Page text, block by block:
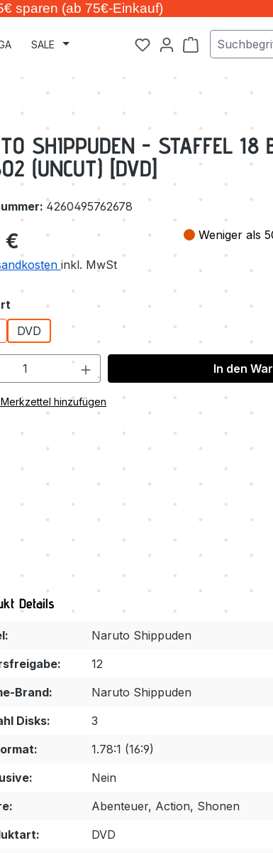
sparen (ab 75€-Einkauf)
SALE Warenkorb
SHIPPUDEN - STAFFEL 18
(UNCUT) [DVD]
4260495762678
€
inkl. MwSt
Weniger als
auswählen
DVD
In den
Merkzettel hinzufügen
Details
Naruto Shippuden
12
Brand:
Naruto Shippuden
Disks:
3
1.78:1 (16:9)
Nein
Abenteuer, Action, Shonen
DVD